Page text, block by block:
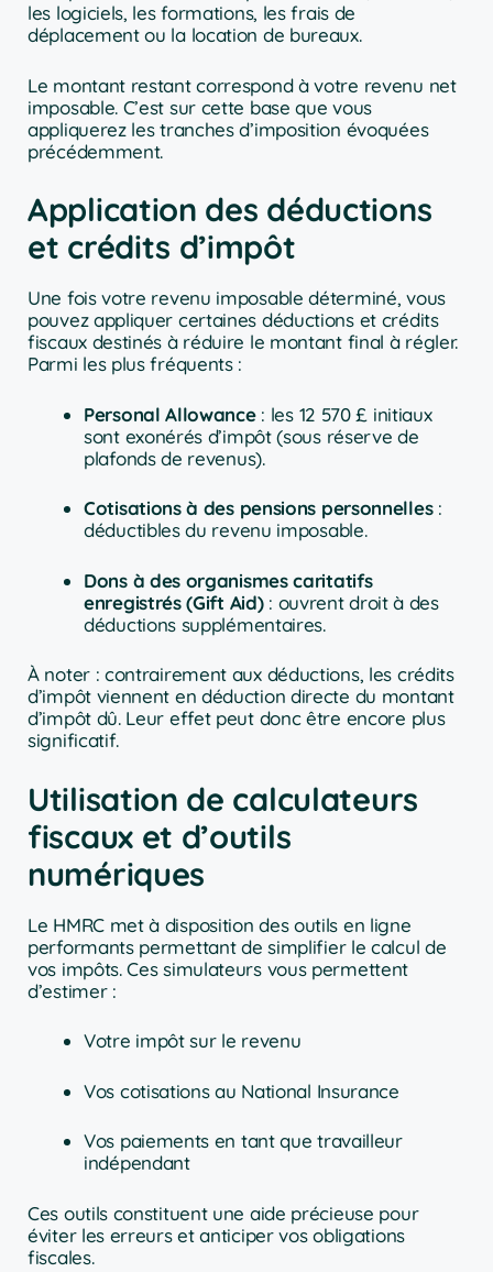
les logiciels, les formations, les frais de
déplacement ou la location de bureaux.
Le montant restant correspond à votre revenu net
imposable. C’est sur cette base que vous
appliquerez les tranches d’imposition évoquées
précédemment.
Application des déductions
et crédits d’impôt
Une fois votre revenu imposable déterminé, vous
pouvez appliquer certaines déductions et crédits
fiscaux destinés à réduire le montant final à régler.
Parmi les plus fréquents :
Personal Allowance: les 12 570 £ initiaux
sont exonérés d’impôt (sous réserve de
plafonds de revenus).
Cotisations à des pensions personnelles:
déductibles du revenu imposable.
Dons à des organismes caritatifs
enregistrés (Gift Aid): ouvrent droit à des
déductions supplémentaires.
À noter : contrairement aux déductions, les crédits
d’impôt viennent en déduction directe du montant
d’impôt dû. Leur effet peut donc être encore plus
significatif.
Utilisation de calculateurs
fiscaux et d’outils
numériques
Le HMRC met à disposition des outils en ligne
performants permettant de simplifier le calcul de
vos impôts. Ces simulateurs vous permettent
d’estimer :
Votre impôt sur le revenu
Vos cotisations au National Insurance
Vos paiements en tant que travailleur
indépendant
Ces outils constituent une aide précieuse pour
éviter les erreurs et anticiper vos obligations
fiscales.